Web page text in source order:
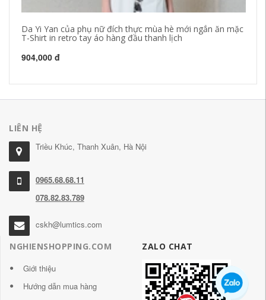
Da Yi Yan của phụ nữ đích thực mùa hè mới ngắn ăn mặc
T-Shirt in retro tay áo hàng đầu thanh lịch
904,000 đ
LIÊN HỆ
Triều Khúc, Thanh Xuân, Hà Nội
0965.68.68.11
078.82.83.789
cskh@lumtics.com
NGHIENSHOPPING.COM
Giới thiệu
Hướng dẫn mua hàng
ZALO CHAT